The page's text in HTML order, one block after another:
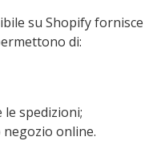
su Shopify fornisce
di:
spedizioni;
online.